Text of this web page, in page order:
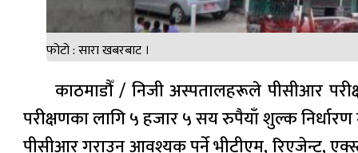
फोटो : सारा खबरबाट ।
काठमाडौँ / निजी अस्पतालहरूले पीसीआर
परीक्षणका लागि ५ हजार ५ सय रुपैयाँ शुल्क
पीसीआर गराउन आवश्यक पर्ने भीटीएम, रिएजेन्ट,